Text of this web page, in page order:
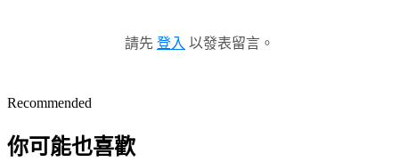
請先 登入 以發表留言。
Recommended
你可能也喜歡